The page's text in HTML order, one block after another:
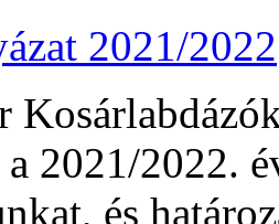
2021/2022
2021/2022.
és